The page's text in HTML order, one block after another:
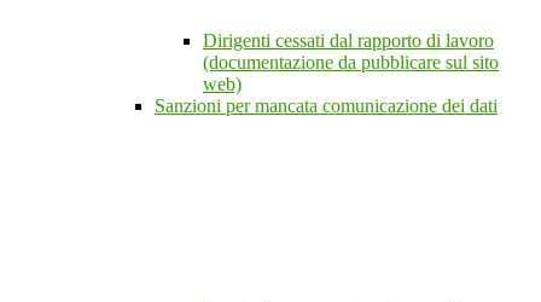
Dirigenti cessati dal rapporto di lavoro
(documentazione da pubblicare sul sito
web)
Sanzioni per mancata comunicazione dei dati